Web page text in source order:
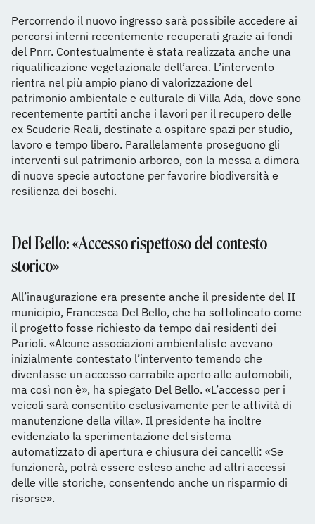
Percorrendo il nuovo ingresso sarà possibile accedere ai
percorsi interni recentemente recuperati grazie ai fondi
del Pnrr. Contestualmente è stata realizzata anche una
riqualificazione vegetazionale dell’area. L’intervento
rientra nel più ampio piano di valorizzazione del
patrimonio ambientale e culturale di Villa Ada, dove sono
recentemente partiti anche i lavori per il recupero delle
ex Scuderie Reali, destinate a ospitare spazi per studio,
lavoro e tempo libero. Parallelamente proseguono gli
interventi sul patrimonio arboreo, con la messa a dimora
di nuove specie autoctone per favorire biodiversità e
resilienza dei boschi.
Del Bello: «Accesso rispettoso del contesto
storico»
All’inaugurazione era presente anche il presidente del II
municipio, Francesca Del Bello, che ha sottolineato come
il progetto fosse richiesto da tempo dai residenti dei
Parioli. «Alcune associazioni ambientaliste avevano
inizialmente contestato l’intervento temendo che
diventasse un accesso carrabile aperto alle automobili,
ma così non è», ha spiegato Del Bello. «L’accesso per i
veicoli sarà consentito esclusivamente per le attività di
manutenzione della villa». Il presidente ha inoltre
evidenziato la sperimentazione del sistema
automatizzato di apertura e chiusura dei cancelli: «Se
funzionerà, potrà essere esteso anche ad altri accessi
delle ville storiche, consentendo anche un risparmio di
risorse».